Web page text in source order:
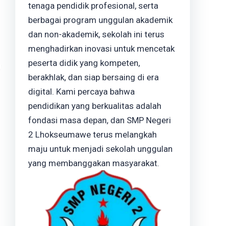
tenaga pendidik profesional, serta
berbagai program unggulan akademik
dan non-akademik, sekolah ini terus
menghadirkan inovasi untuk mencetak
peserta didik yang kompeten,
berakhlak, dan siap bersaing di era
digital. Kami percaya bahwa
pendidikan yang berkualitas adalah
fondasi masa depan, dan SMP Negeri
2 Lhokseumawe terus melangkah
maju untuk menjadi sekolah unggulan
yang membanggakan masyarakat.